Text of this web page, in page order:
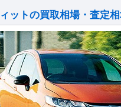
ットの買取相場・査定